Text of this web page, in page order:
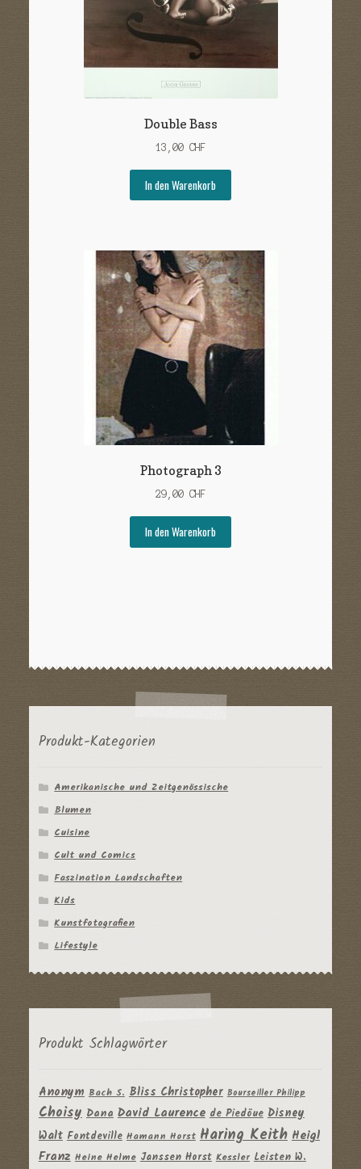
Double Bass
13,00 CHF
In den Warenkorb
Photograph 3
29,00 CHF
In den Warenkorb
Produkt-Kategorien
Amerikanische und Zeitgenössische
Blumen
Cuisine
Cult und Comics
Faszination Landschaften
Kids
Kunstfotografien
Lifestyle
Produkt Schlagwörter
Anonym Bach S. Bliss Christopher Bourseiller Philipp
Choisy Dana David Laurence de Piedöue Disney
Walt Fontdeville Hamann Horst Haring Keith Heigl
Franz Heine Helme Janssen Horst Kessler Leisten W.